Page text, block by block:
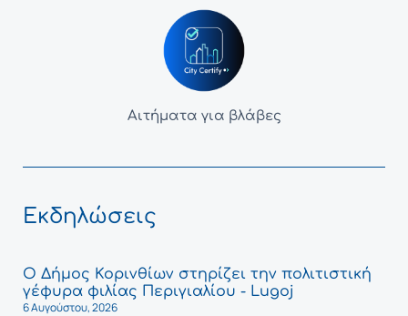
Αιτήματα για βλάβες
Εκδηλώσεις
Ο Δήμος Κορινθίων στηρίζει την πολιτιστική
γέφυρα φιλίας Περιγιαλίου - Lugoj
6 Αυγούστου, 2026